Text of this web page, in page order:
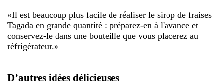
«Il est beaucoup plus facile de réaliser le sirop de fraises
Tagada en grande quantité : préparez-en à l'avance et
conservez-le dans une bouteille que vous placerez au
réfrigérateur.»
D’autres idées délicieuses